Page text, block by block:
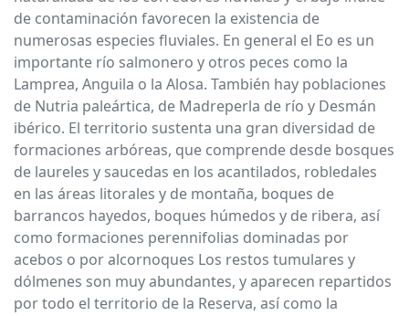
de contaminación favorecen la existencia de
numerosas especies fluviales. En general el Eo es un
importante río salmonero y otros peces como la
Lamprea, Anguila o la Alosa. También hay poblaciones
de Nutria paleártica, de Madreperla de río y Desmán
ibérico. El territorio sustenta una gran diversidad de
formaciones arbóreas, que comprende desde bosques
de laureles y saucedas en los acantilados, robledales
en las áreas litorales y de montaña, boques de
barrancos hayedos, boques húmedos y de ribera, así
como formaciones perennifolias dominadas por
acebos o por alcornoques Los restos tumulares y
dólmenes son muy abundantes, y aparecen repartidos
por todo el territorio de la Reserva, así como la